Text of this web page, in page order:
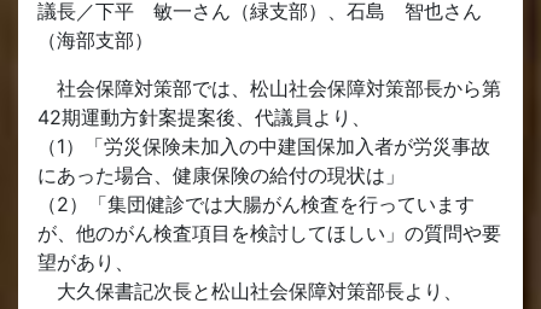
議長／下平 敏一さん（緑支部）、石島 智也さん
（海部支部）
社会保障対策部では、松山社会保障対策部長から第
42期運動方針案提案後、代議員より、
（1）「労災保険未加入の中建国保加入者が労災事故
にあった場合、健康保険の給付の現状は」
（2）「集団健診では大腸がん検査を行っています
が、他のがん検査項目を検討してほしい」の質問や要
望があり、
大久保書記次長と松山社会保障対策部長より、